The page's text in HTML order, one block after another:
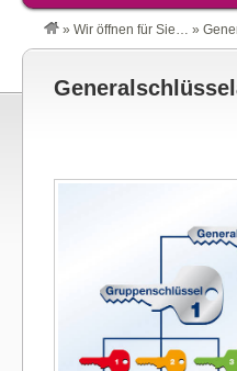
» Wir öffnen für Sie… »